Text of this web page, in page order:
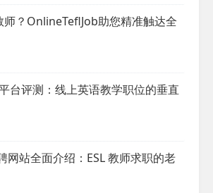
师？OnlineTeflJob助您精准触达全
台评测：线上英语教学职位的垂直
网站全面介绍：ESL 教师求职的老